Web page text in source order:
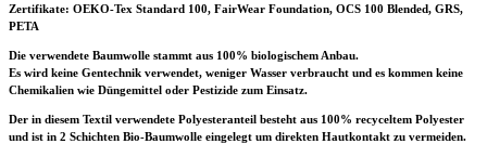
Zertifikate: OEKO-Tex Standard 100, FairWear Foundation, OCS 100 Blended, GRS,
PETA
Die verwendete Baumwolle stammt aus 100% biologischem Anbau.
Es wird keine Gentechnik verwendet, weniger Wasser verbraucht und es kommen keine
Chemikalien wie Düngemittel oder Pestizide zum Einsatz.
Der in diesem Textil verwendete Polyesteranteil besteht aus 100% recyceltem Polyester
und ist in 2 Schichten Bio-Baumwolle eingelegt um direkten Hautkontakt zu vermeiden.